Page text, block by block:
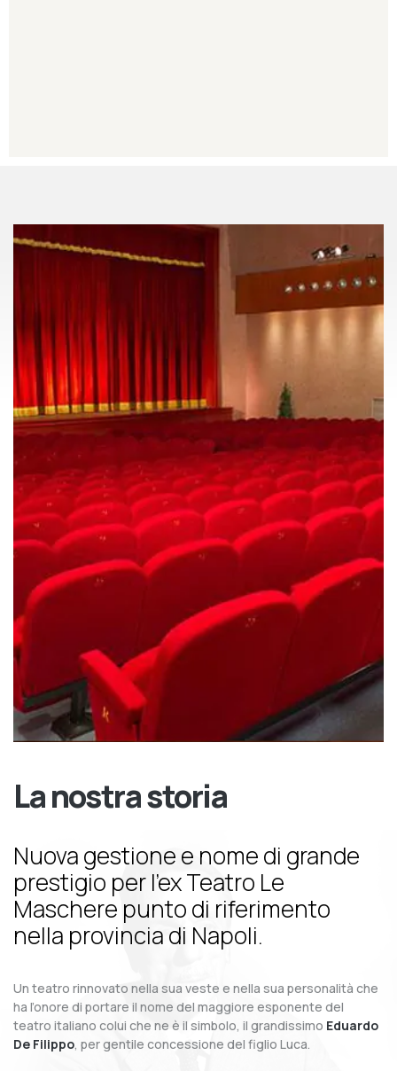
La nostra storia
Nuova gestione e nome di grande
prestigio per l’ex Teatro Le
Maschere punto di riferimento
nella provincia di Napoli.
Un teatro rinnovato nella sua veste e nella sua personalità che
ha l’onore di portare il nome del maggiore esponente del
teatro italiano colui che ne è il simbolo, il grandissimo Eduardo
De Filippo, per gentile concessione del figlio Luca.